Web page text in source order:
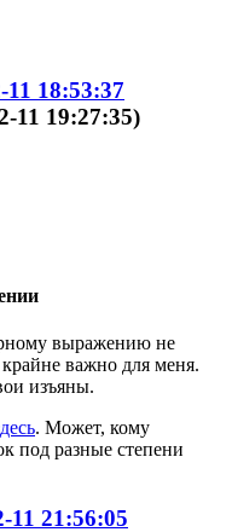
11 18:53:37
11 19:27:35)
выражению не
важно для меня.
изъяны.
. Может, кому
под разные степени
11 21:56:05